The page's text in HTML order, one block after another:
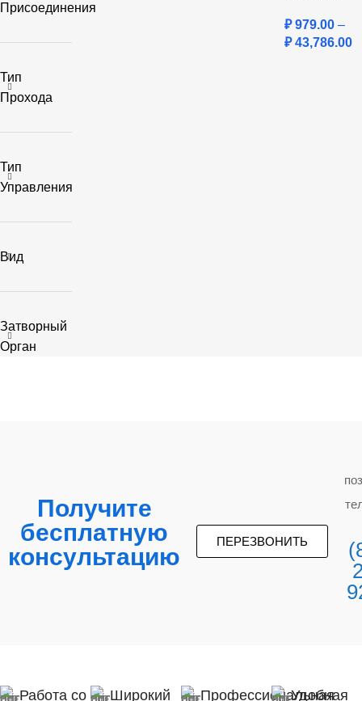
Присоединения
Тип
Прохода
Тип
Управления
Вид
Затворный
Орган
₽979.00 –
₽43,786.00
Получите
бесплатную
консультацию
ПЕРЕЗВОНИТЬ
Работа со
Широкий
Профессиональная
Удобная